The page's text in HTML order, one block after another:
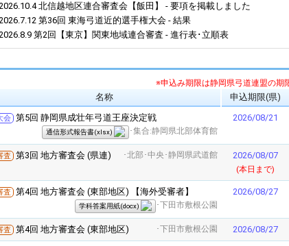
北信越地区連合審査会【飯田】 - 要項を掲載しました
第36回 東海弓道近的選手権大会 - 結果
第2回【東京】関東地域連合審査 - 進行表･立順表
※申込み期限は静岡県弓道連盟の期
名称 申込期限(県)
会 第5回 静岡県成壮年弓道王座決定戦
･集合:静岡県北部体育館
通信形式報告書(xlsx)
2026/08/21
査 第3回 地方審査会 (県連) ･北部･中央･静岡県武道館 2026/08/07
(本日まで)
査 第4回 地方審査会 (東部地区) 【海外受審者】
･下田市敷根公園
学科答案用紙(docx)
2026/08/27
査 第4回 地方審査会 (東部地区) ･下田市敷根公園 2026/08/27